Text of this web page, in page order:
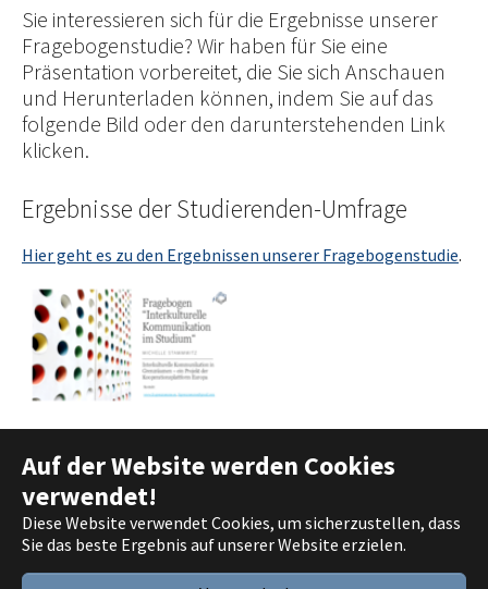
Auf der Website werden Cookies
verwendet!
Diese Website verwendet Cookies, um sicherzustellen, dass
Sie das beste Ergebnis auf unserer Website erzielen.
Sie interessieren sich für die Ergebnisse unserer
Fragebogenstudie? Wir haben für Sie eine
Präsentation vorbereitet, die Sie sich Anschauen
und Herunterladen können, indem Sie auf das
folgende Bild oder den darunterstehenden Link
klicken.
Ergebnisse der Studierenden-Umfrage
Hier geht es zu den Ergebnissen unserer Fragebogenstudie.
Deutsch
English
Français